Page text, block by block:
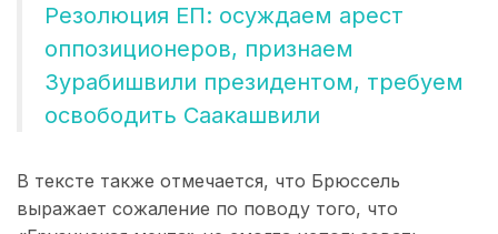
Резолюция ЕП: осуждаем арест
оппозиционеров, признаем
Зурабишвили президентом, требуем
освободить Саакашвили
В тексте также отмечается, что Брюссель
выражает сожаление по поводу того, что